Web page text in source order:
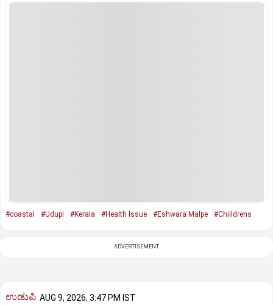
#coastal #Udupi #Kerala #Health Issue #Eshwara Malpe #Chiildrens
ADVERTISEMENT
ಉಡುಪಿ AUG 9, 2026, 3:47 PM IST